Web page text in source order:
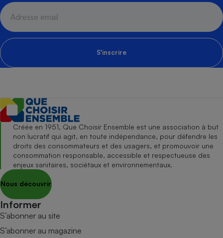
S'inscrire
Créée en 1951, Que Choisir Ensemble est une association à but
non lucratif qui agit, en toute indépendance, pour défendre les
droits des consommateurs et des usagers, et promouvoir une
consommation responsable, accessible et respectueuse des
enjeux sanitaires, sociétaux et environnementaux.
Nous découvrir
Informer
S’abonner au site
S’abonner au magazine